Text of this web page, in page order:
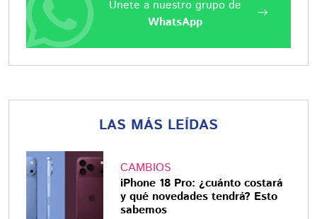
Únete a nuestro grupo de
WhatsApp
LAS MÁS LEÍDAS
CAMBIOS
iPhone 18 Pro: ¿cuánto costará
y qué novedades tendrá? Esto
sabemos